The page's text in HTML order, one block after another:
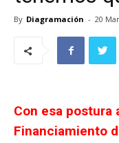
By Diagramación - 20
Con esa postura
Financiamiento